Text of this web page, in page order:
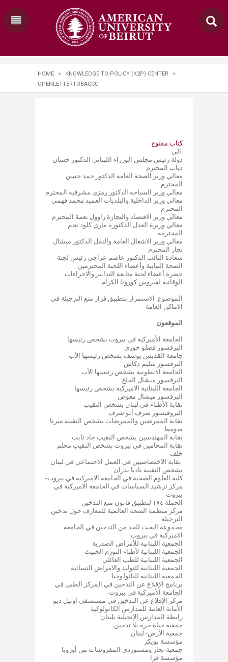
HOME > KNOWLEDGE TO POLICY (K2P) CENTER
>
OPENLETTERTOBACCO
كتاب مفتوح
الى
دولة رئيس مجلس الوزراء اللبناني الدكتور حسان
دياب المحترم
معالي وزير الصحة العامة الدكتور حمد حسن
المحترم
معالي وزير السياحة الدكتور رمزي مشرفية المحترم
معالي وزير الداخلية والبلديات العميد محمد فهمي
المحترم
معالي وزير الاقتصاد والتجارة راوول نعمة المحترم
معالي وزيرة العدل الدكتورة ماري كلود نجم
المحترمة
معالي وزير الاشغال العامة والنقل الدكتور ميشال
نجار المحترم
سعادة النائب الدكتور عاصم عراجي رئيس لجنة
الصحة النيابية وأعضاء اللجنة المحترمين
حضرة أعضاء لجنة متابعة التدابير والإجراءات
الوقائية لفيروس كورونا الكرام
الموضوع: الاستمرار بتطبيق قرار منع النرجيلة في
الاماكن العامة
الموقعون
الجامعة الأميركية في بيروت بشخص رئيسها
البرفسور فضلو خوري
جامعة القديس يوسف بشخص رئيسها الأب
البرفسور سليم دكاش
الجامعة الانطونية بشخص رئيسها الأب
البرفسور ميشال الجلخ
الجامعة اللبنانية الاميركية بشخص رئيسها
البرفسور ميشال معوض
نقابة الأطباء في لبنان بشخص النقيب
البروفيسور شرف أبو شرف
نقابة الممرضين والممرضات بشخص النقيبة ميرنا
ضومط
نقابة المهندسين بشخص النقيب جاد تابت
نقابة المحامين في بيروت بشخص النقيب محلم
خلف
نقابة الاختصاصيين في العمل الاجتماعي في لبنان
بشخص النقيبة ناديا بدران
كلية العلوم الصحية في الجامعة الاميركية في بيروت-
مركز ترشيد السياسات في الجامعة الاميركية في
بيروت
الحملة ١٧٤ لتطبيق قانون منع التدخين
مركز منظمة الصحة العالمية للمعارف حول تدخين
النرجيلة
مجموعة البحث للحد من التدخين في الجامعة
الاميركية في بيروت
الجمعية اللبنانية للأمراض الصدرية
الجمعية اللبنانية لأطباء التورم الخبيث
الجمعية اللبنانية للطب العائلي
الجمعية اللبنانية للتوليد والامراض النسائية
الجمعية اللبنانية للباثولوجيا
برنامج الإقلاع عن التدخين في المركز الطبي في
الجامعة الأميركية في بيروت
مركز الإقلاع عن التدخين في مستشفى اوتيل ديو
الأمانة العامة للمدارس الكاثولوكية
رابطة المدارس الإنجيلية بلبنان
جمعية حياة حرة بلا تدخين
جمعية الأرض- لبنان
مؤسسة بويكر
جمعية تجار ومستوردي المفروشات من أوروبا
مؤسسة فرا